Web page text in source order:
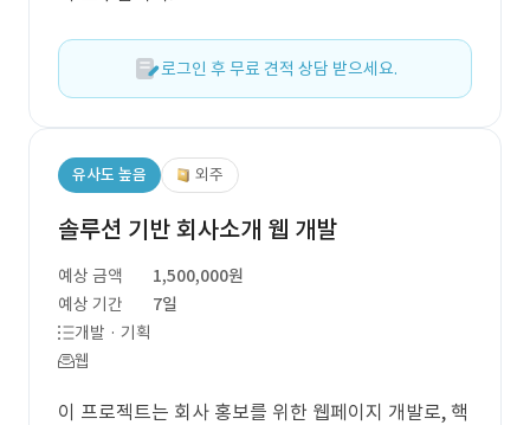
로그인 후 무료 견적 상담 받으세요.
유사도 높음 외주
솔루션 기반 회사소개 웹 개발
예상 금액
1,500,000원
예상 기간
7일
개발 · 기획
웹
이 프로젝트는 회사 홍보를 위한 웹페이지 개발로, 핵